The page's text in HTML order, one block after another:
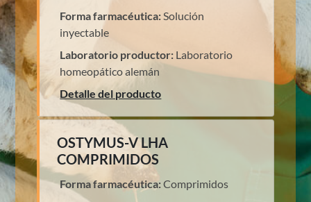
Forma farmacéutica: Solución
inyectable
Laboratorio productor: Laboratorio
homeopático alemán
Detalle del producto
OSTYMUS-V LHA
COMPRIMIDOS
Forma farmacéutica:Comprimidos